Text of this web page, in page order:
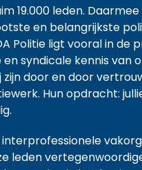
19.000 leden.
en belangrijkste
Politie ligt vooral in de
syndicale kennis van
zijn door en door
Hun opdracht:
interprofessionele
leden